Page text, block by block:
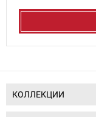
КОЛЛЕКЦИИ